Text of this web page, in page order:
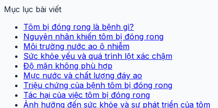
Mục lục bài viết
Tôm bị đóng rong là bệnh gì?
Nguyên nhân khiến tôm bị đóng rong
Môi trường nước ao ô nhiễm
Sức khỏe yếu và quá trình lột xác chậm
Độ mặn không phù hợp
Mực nước và chất lượng đáy ao
Triệu chứng của bệnh tôm bị đóng rong
Tác hại của việc tôm bị đóng rong
Ảnh hưởng đến sức khỏe và sự phát triển của tôm